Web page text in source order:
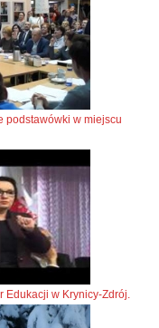
podstawówki w miejscu
Edukacji w Krynicy-Zdrój.